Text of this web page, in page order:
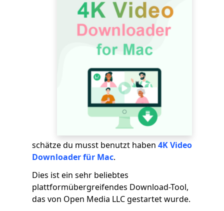
schätze du musst benutzt haben 4K Video
Downloader für Mac.
Dies ist ein sehr beliebtes
plattformübergreifendes Download-Tool,
das von Open Media LLC gestartet wurde.